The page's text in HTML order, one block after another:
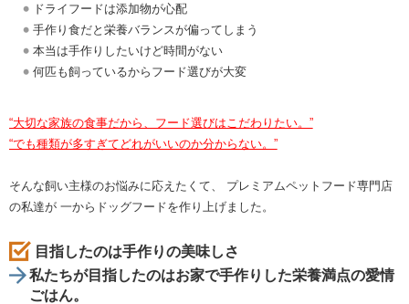
ドライフードは添加物が心配
手作り食だと栄養バランスが偏ってしまう
本当は手作りしたいけど時間がない
何匹も飼っているからフード選びが大変
“大切な家族の食事だから、フード選びはこだわりたい。”
“でも種類が多すぎてどれがいいのか分からない。”
そんな飼い主様のお悩みに応えたくて、 プレミアムペットフード専門店
の私達が 一からドッグフードを作り上げました。
目指したのは手作りの美味しさ
私たちが目指したのはお家で手作りした栄養満点の愛情
ごはん。